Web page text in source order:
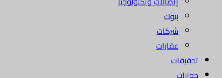
بنوك
شركات
عقارات
تحقيقات
حوارات